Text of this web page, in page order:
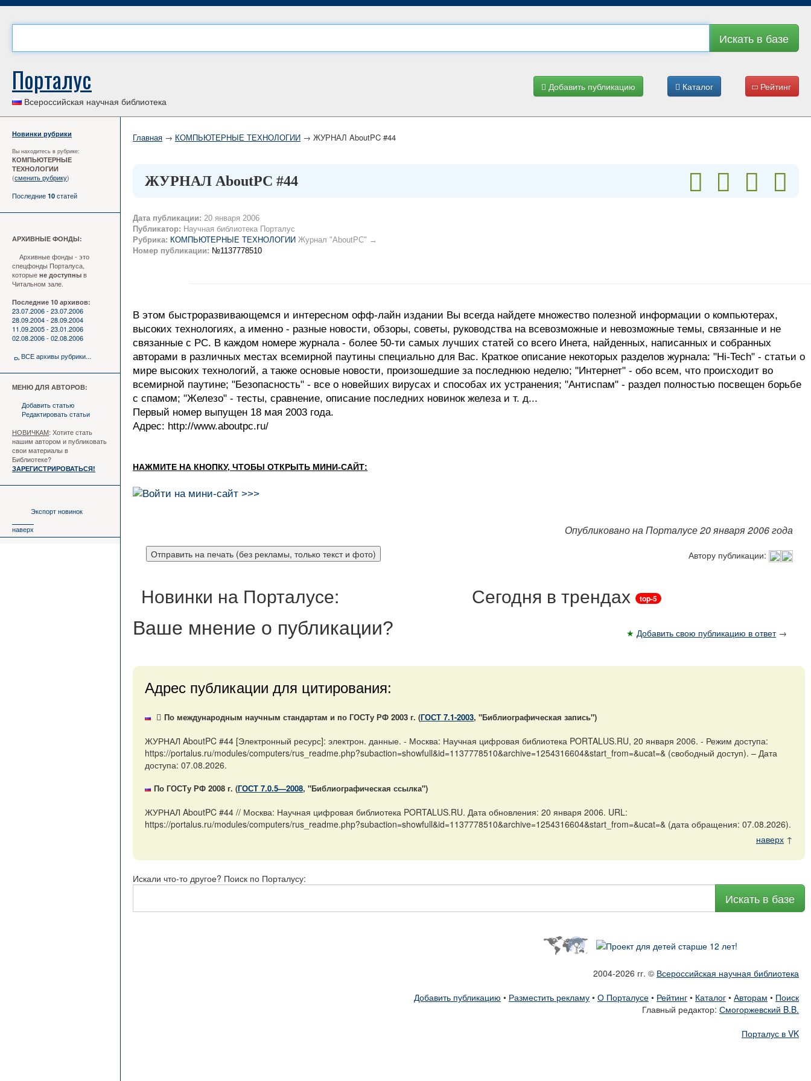
Искать в базе
Рейтинг
Каталог
Добавить публикацию
Порталус
Всероссийская научная библиотека
Новинки рубрики
Вы находитесь в рубрике:
КОМПЬЮТЕРНЫЕ
ТЕХНОЛОГИИ
(сменить рубрику)
Последние 10 статей
АРХИВНЫЕ ФОНДЫ:
Архивные фонды - это
спецфонды Порталуса,
которые не доступны в
Читальном зале.
Последние 10 архивов:
23.07.2006 - 23.07.2006
28.09.2004 - 28.09.2004
11.09.2005 - 23.01.2006
02.08.2006 - 02.08.2006
ВСЕ архивы рубрики...
МЕНЮ ДЛЯ АВТОРОВ:
Добавить статью
Редактировать статьи
НОВИЧКАМ: Хотите стать
нашим автором и публиковать
свои материалы в
Библиотеке?
ЗАРЕГИСТРИРОВАТЬСЯ!
Экспорт новинок
наверх
Главная → КОМПЬЮТЕРНЫЕ ТЕХНОЛОГИИ → ЖУРНАЛ AboutPC #44
ЖУРНАЛ AboutPC #44
Дата публикации: 20 января 2006
Публикатор: Научная библиотека Порталус
Рубрика: КОМПЬЮТЕРНЫЕ ТЕХНОЛОГИИ Журнал "AboutPC" →
Номер публикации: №1137778510
В этом быстроразвивающемся и интересном офф-лайн издании Вы всегда найдете множество полезной информации о компьютерах,
высоких технологиях, а именно - разные новости, обзоры, советы, руководства на всевозможные и невозможные темы, связанные и не
связанные с PC. В каждом номере журнала - более 50-ти самых лучших статей со всего Инета, найденных, написанных и собранных
авторами в различных местах всемирной паутины специально для Вас. Краткое описание некоторых разделов журнала: "Hi-Tech" - статьи о
мире выcоких технологий, а также основые новости, произошедшие за последнюю неделю; "Интернет" - обо всем, что происходит во
всемирной паутине; "Безопасность" - все о новейших вирусах и способах их устранения; "Антиспам" - раздел полностью посвещен борьбе
с спамом; "Железо" - тесты, сравнение, описание последних новинок железа и т. д...
Первый номер выпущен 18 мая 2003 года.
Адрес: http://www.aboutpc.ru/
НАЖМИТЕ НА КНОПКУ, ЧТОБЫ ОТКРЫТЬ МИНИ-САЙТ:
Опубликовано на Порталусе 20 января 2006 года
Автору публикации:
Новинки на Порталусе: Сегодня в трендах top-5
★ Добавить свою публикацию в ответ→
Ваше мнение о публикации?
Адрес публикации для цитирования:
По международным научным стандартам и по ГОСТу РФ 2003 г. (ГОСТ 7.1-2003, "Библиографическая запись")
ЖУРНАЛ AboutPC #44 [Электронный ресурс]: электрон. данные. - Москва: Научная цифровая библиотека PORTALUS.RU, 20 января 2006. - Режим доступа:
https://portalus.ru/modules/computers/rus_readme.php?subaction=showfull&id=1137778510&archive=1254316604&start_from=&ucat=& (свободный доступ). – Дата
доступа: 07.08.2026.
По ГОСТу РФ 2008 г. (ГОСТ 7.0.5—2008, "Библиографическая ссылка")
ЖУРНАЛ AboutPC #44 // Москва: Научная цифровая библиотека PORTALUS.RU. Дата обновления: 20 января 2006. URL:
https://portalus.ru/modules/computers/rus_readme.php?subaction=showfull&id=1137778510&archive=1254316604&start_from=&ucat=& (дата обращения: 07.08.2026).
наверх ↑
Искали что-то другое? Поиск по Порталусу:
Искать в базе
2004-2026 гг. © Всероссийская научная библиотека
Добавить публикацию • Разместить рекламу • О Порталусе • Рейтинг • Каталог • Авторам • Поиск
Главный редактор: Смогоржевский B.B.
Порталус в VK